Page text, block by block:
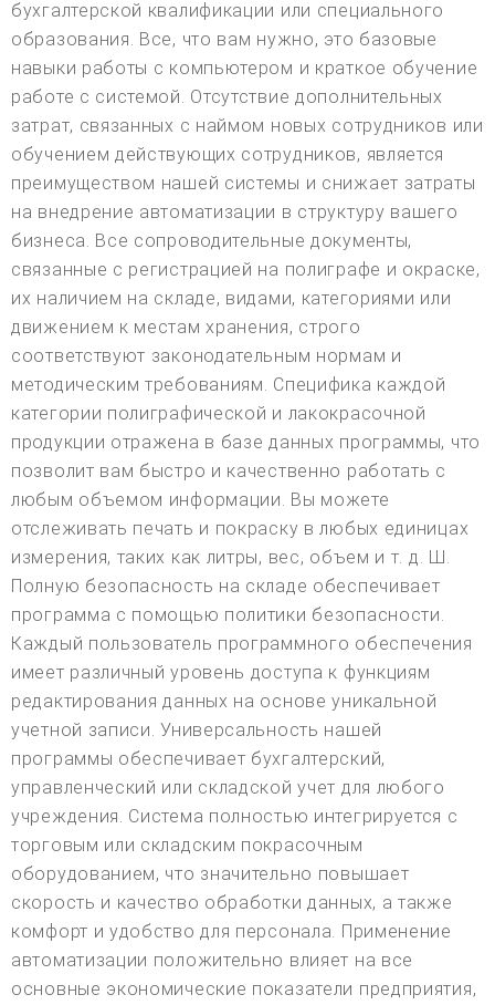
бухгалтерской квалификации или специального
образования. Все, что вам нужно, это базовые
навыки работы с компьютером и краткое обучение
работе с системой. Отсутствие дополнительных
затрат, связанных с наймом новых сотрудников или
обучением действующих сотрудников, является
преимуществом нашей системы и снижает затраты
на внедрение автоматизации в структуру вашего
бизнеса. Все сопроводительные документы,
связанные с регистрацией на полиграфе и окраске,
их наличием на складе, видами, категориями или
движением к местам хранения, строго
соответствуют законодательным нормам и
методическим требованиям. Специфика каждой
категории полиграфической и лакокрасочной
продукции отражена в базе данных программы, что
позволит вам быстро и качественно работать с
любым объемом информации. Вы можете
отслеживать печать и покраску в любых единицах
измерения, таких как литры, вес, объем и т. д. Ш.
Полную безопасность на складе обеспечивает
программа с помощью политики безопасности.
Каждый пользователь программного обеспечения
имеет различный уровень доступа к функциям
редактирования данных на основе уникальной
учетной записи. Универсальность нашей
программы обеспечивает бухгалтерский,
управленческий или складской учет для любого
учреждения. Система полностью интегрируется с
торговым или складским покрасочным
оборудованием, что значительно повышает
скорость и качество обработки данных, а также
комфорт и удобство для персонала. Применение
автоматизации положительно влияет на все
основные экономические показатели предприятия,